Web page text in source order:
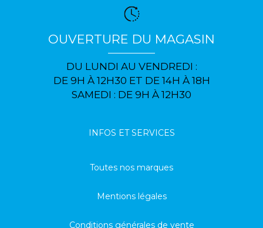
OUVERTURE DU MAGASIN
DU LUNDI AU VENDREDI :
DE 9H À 12H30 ET DE 14H À 18H
SAMEDI : DE 9H À 12H30
INFOS ET SERVICES
Toutes nos marques
Mentions légales
Conditions générales de vente